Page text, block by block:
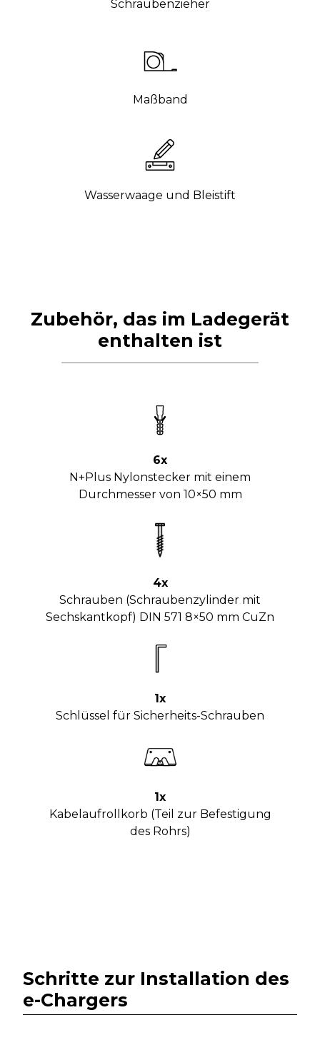
Schraubenzieher
Maßband
Wasserwaage und Bleistift
Zubehör, das im Ladegerät
enthalten ist
6x
N+Plus Nylonstecker mit einem
Durchmesser von 10×50 mm
4x
Schrauben (Schraubenzylinder mit
Sechskantkopf) DIN 571 8×50 mm CuZn
1x
Schlüssel für Sicherheits-Schrauben
1x
Kabelaufrollkorb (Teil zur Befestigung
des Rohrs)
Schritte zur Installation des
e-Chargers